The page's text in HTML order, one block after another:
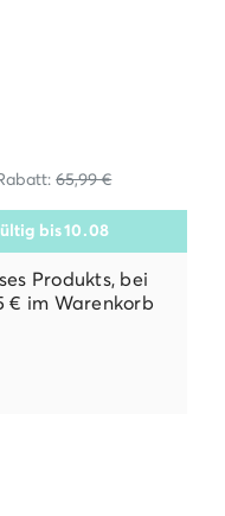
65,99 €
bis10.08
Produkts, bei
€ im Warenkorb